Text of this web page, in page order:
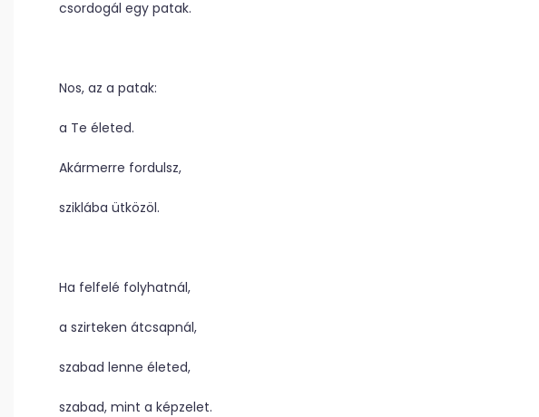
csordogál egy patak.
Nos, az a patak:
a Te életed.
Akármerre fordulsz,
sziklába ütközöl.
Ha felfelé folyhatnál,
a szirteken átcsapnál,
szabad lenne életed,
szabad, mint a képzelet.